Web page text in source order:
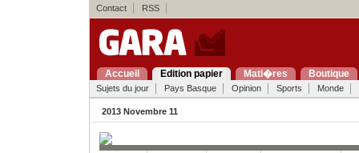
Contact RSS
Accueil Edition papier Mati�res Boutique
Sujets du jour Pays Basque Opinion Sports Monde
2013 Novembre 11